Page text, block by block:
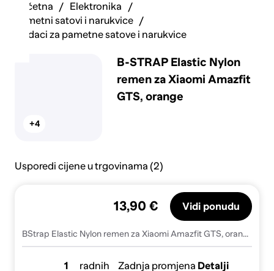
Početna
Elektronika
Pametni satovi i narukvice
Dodaci za pametne satove i narukvice
+4
B-STRAP Elastic Nylon
remen za Xiaomi Amazfit
GTS, orange
Usporedi cijene u trgovinama (2)
BStrap Elastic Nylon remen za Xiaomi Amazfit GTS, orange
13,90 € Vidi ponudu
1
radnih
Zadnja promjena Detalji